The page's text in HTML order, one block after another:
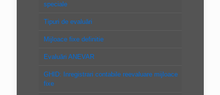
speciale
Tipuri de evaluări
Mijloace fixe definitie
Evaluări ANEVAR
GHID: Inregistrari contabile reevaluare mijloace
fixe